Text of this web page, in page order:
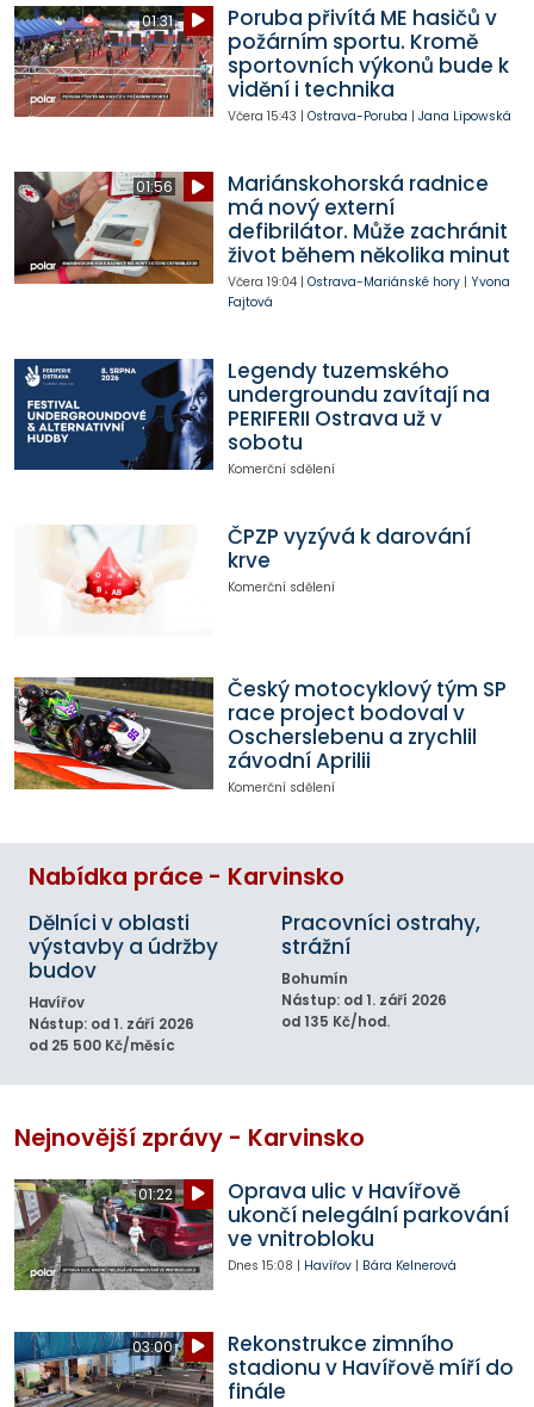
01:31
Poruba přivítá ME hasičů v
požárním sportu. Kromě
sportovních výkonů bude k
vidění i technika
Včera 15:43 | Ostrava-Poruba | Jana Lipowská
01:56
Mariánskohorská radnice
má nový externí
defibrilátor. Může zachránit
život během několika minut
Včera 19:04| Ostrava-Mariánské hory| Yvona
Fajtová
Legendy tuzemského
undergroundu zavítají na
PERIFERII Ostrava už v
sobotu
Komerční sdělení
ČPZP vyzývá k darování
krve
Komerční sdělení
Český motocyklový tým SP
race project bodoval v
Oscherslebenu a zrychlil
závodní Aprilii
Komerční sdělení
Nabídka práce - Karvinsko
Dělníci v oblasti
výstavby a údržby
budov
Havířov
Nástup: od 1. září 2026
od 25 500 Kč/měsíc
Pracovníci ostrahy,
strážní
Bohumín
Nástup: od 1. září 2026
od 135 Kč/hod.
Nejnovější zprávy - Karvinsko
01:22
Oprava ulic v Havířově
ukončí nelegální parkování
ve vnitrobloku
Dnes 15:08 | Havířov| Bára Kelnerová
03:00
Rekonstrukce zimního
stadionu v Havířově míří do
finále